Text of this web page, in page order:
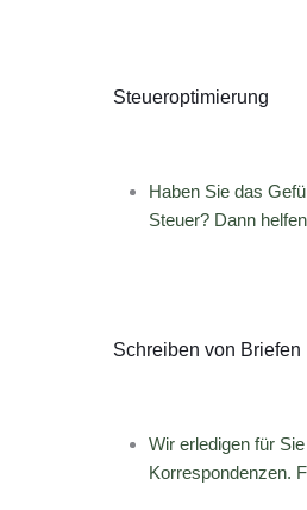
Steueroptimierung
Haben Sie das
Steuer? Dann
Schreiben von Briefen
Wir erledigen für
Korrespondenzen.